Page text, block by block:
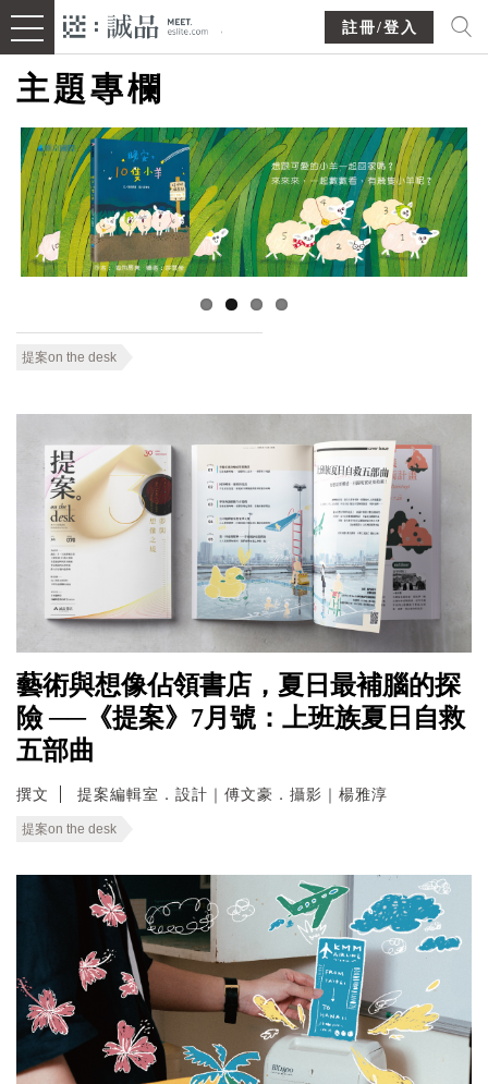
註冊/登入
主題專欄
提案on the desk
藝術與想像佔領書店，夏日最補腦的探
險 ──《提案》7月號：上班族夏日自救
五部曲
撰文 提案編輯室．設計｜傅文豪．攝影｜楊雅淳
提案on the desk